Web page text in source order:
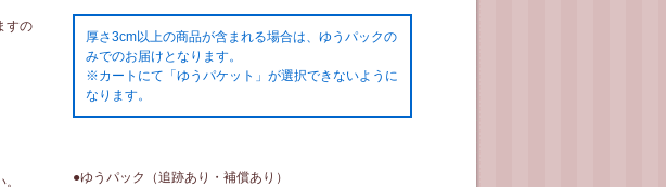
すの
厚さ3cm以上の商品が含まれる場合は、ゆうパックの
みでのお届けとなります。
※カートにて「ゆうパケット」が選択できないように
なります。
●ゆうパック（追跡あり・補償あり）